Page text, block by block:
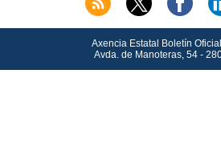
Axencia Estatal Boletín
Avda.de Manoteras, 54 -